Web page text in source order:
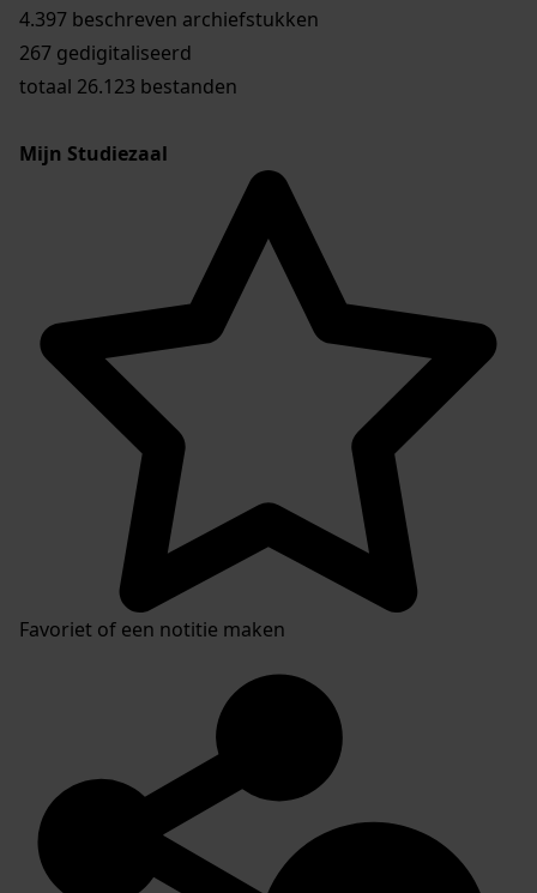
4.397 beschreven archiefstukken
267 gedigitaliseerd
totaal 26.123 bestanden
Mijn Studiezaal
Favoriet of een notitie maken